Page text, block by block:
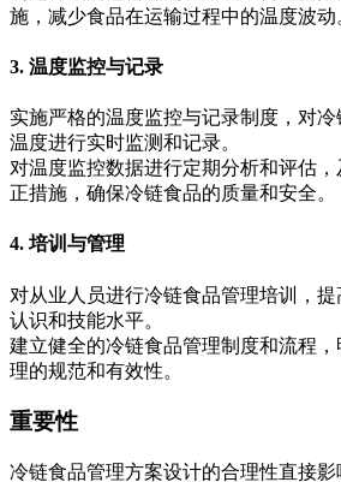
施，减少食品在运输过程中的温度波动
3. 温度监控与记录
实施严格的温度监控与记录制度，对
温度进行实时监测和记录。
对温度监控数据进行定期分析和评估
正措施，确保冷链食品的质量和安全。
4. 培训与管理
对从业人员进行冷链食品管理培训，
认识和技能水平。
建立健全的冷链食品管理制度和流程
理的规范和有效性。
重要性
冷链食品管理方案设计的合理性直接